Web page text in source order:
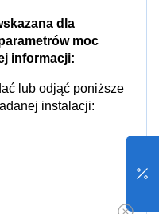
dla
moc
informacji:
lub odjąć poniższe
instalacji: